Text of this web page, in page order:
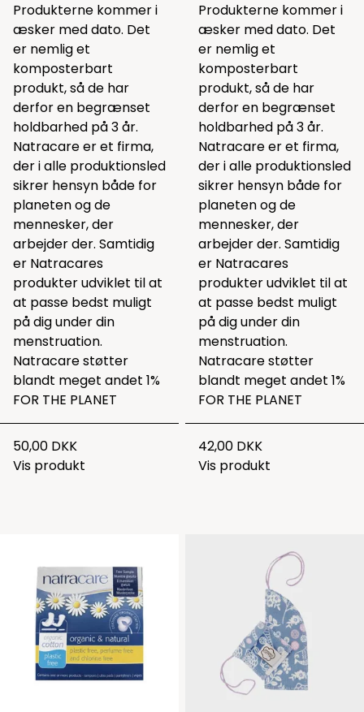
Produkterne kommer i
æsker med dato. Det
er nemlig et
komposterbart
produkt, så de har
derfor en begrænset
holdbarhed på 3 år.
Natracare er et firma,
der i alle produktionsled
sikrer hensyn både for
planeten og de
mennesker, der
arbejder der. Samtidig
er Natracares
produkter udviklet til at
at passe bedst muligt
på dig under din
menstruation.
Natracare støtter
blandt meget andet 1%
FOR THE PLANET
50,00 DKK
Vis produkt
Produkterne kommer i
æsker med dato. Det
er nemlig et
komposterbart
produkt, så de har
derfor en begrænset
holdbarhed på 3 år.
Natracare er et firma,
der i alle produktionsled
sikrer hensyn både for
planeten og de
mennesker, der
arbejder der. Samtidig
er Natracares
produkter udviklet til at
at passe bedst muligt
på dig under din
menstruation.
Natracare støtter
blandt meget andet 1%
FOR THE PLANET
42,00 DKK
Vis produkt